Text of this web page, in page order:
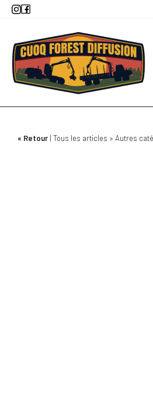
Aller
principal
Retour Tous les articles Autres